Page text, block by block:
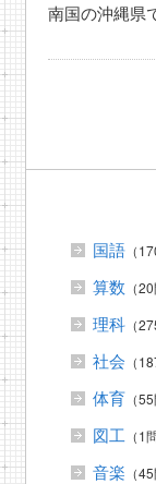
南国の沖縄県
国語（
算数 （
理科（
社会 （
体育（55
図工 （1
音楽 （